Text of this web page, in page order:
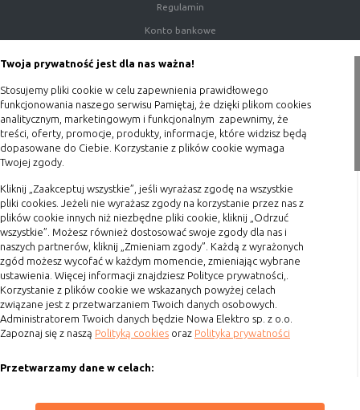
Twoja prywatność jest dla nas ważna!
Stosujemy pliki cookie w celu zapewnienia prawidłowego
funkcjonowania naszego serwisu Pamiętaj, że dzięki plikom cookies
analitycznym, marketingowym i funkcjonalnym zapewnimy, że
treści, oferty, promocje, produkty, informacje, które widzisz będą
dopasowane do Ciebie. Korzystanie z plików cookie wymaga
Twojej zgody.
Kliknij „Zaakceptuj wszystkie”, jeśli wyrażasz zgodę na wszystkie
pliki cookies. Jeżeli nie wyrażasz zgody na korzystanie przez nas z
plików cookie innych niż niezbędne pliki cookie, kliknij „Odrzuć
wszystkie”. Możesz również dostosować swoje zgody dla nas i
naszych partnerów, kliknij „Zmieniam zgody”. Każdą z wyrażonych
zgód możesz wycofać w każdym momencie, zmieniając wybrane
ustawienia. Więcej informacji znajdziesz Polityce prywatności,.
Korzystanie z plików cookie we wskazanych powyżej celach
związane jest z przetwarzaniem Twoich danych osobowych.
Administratorem Twoich danych będzie Nowa Elektro sp. z o.o.
Zapoznaj się z naszą Polityką cookies oraz Polityka prywatności
Przetwarzamy dane w celach:
D. Ze względu na cel jakiemu służą:
Rodzaj
Opis
Konfiguracji
umożliwiają ustawienia funkcji i usług
Bezpieczeństwo
i niezawodność
serwisu
umożliwiają weryfikację
autentyczności oraz optymalizację
wydajności serwisu
Uwierzytelnianie
czemu witryna może pokazywać
odpowiednie informacje i funkcje
Stan sesji
umożliwiają zapisywanie informacji o
tym, jak użytkownicy korzystają z
witryny. Mogą one dotyczyć najczęściej
odwiedzanych stron lub ewentualnych
komunikatów o błędach
wyświetlanych na niektórych stronach.
Pliki cookie służące do zapisywania
usługi i zwiększać komfort
Regulamin
Konto bankowe
Blog
Zakupy
Terminy realizacji
Koszty przesyłki
Dostawa
Reklamacje
Zwrot towaru
Kontakt
Szybki kontakt
Godziny otwarcia: Pon.-Pt. 8-16